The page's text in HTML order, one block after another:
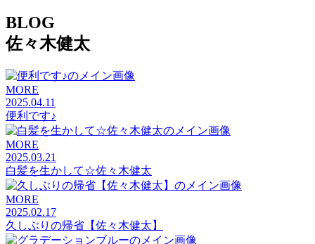
BLOG
佐々木健太
MORE
2025.04.11
便利です♪
MORE
2025.03.21
白髪を生かして☆佐々木健太
MORE
2025.02.17
久しぶりの帰省【佐々木健太】